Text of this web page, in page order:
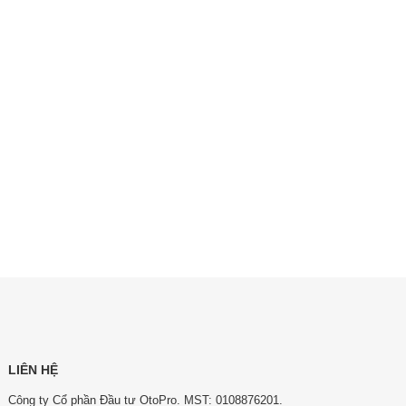
LIÊN HỆ
Công ty Cổ phần Đầu tư OtoPro. MST: 0108876201.